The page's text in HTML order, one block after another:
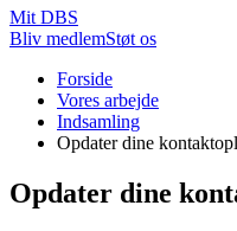
Mit DBS
Bliv medlemStøt os
Forside
Vores arbejde
Indsamling
Opdater dine
Opdater dine